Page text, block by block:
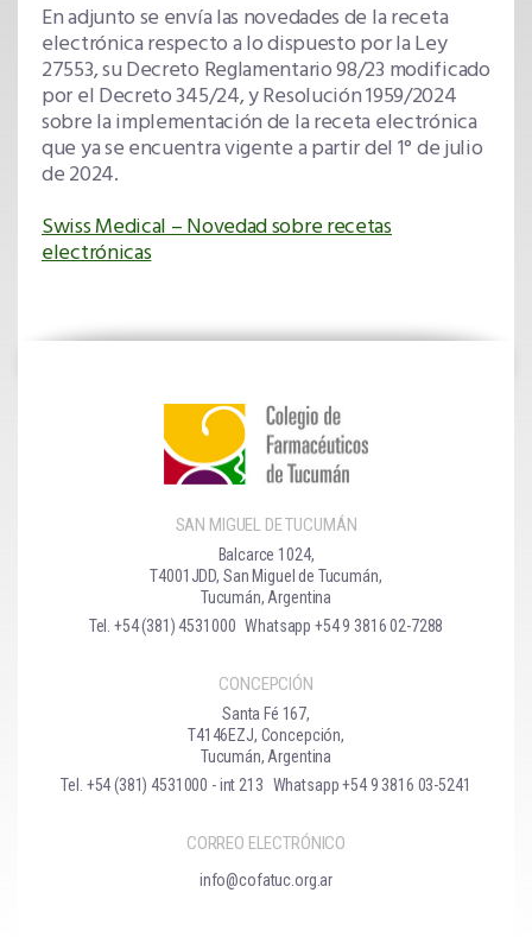
En adjunto se envía las novedades de la receta
electrónica respecto a lo dispuesto por la Ley
27553, su Decreto Reglamentario 98/23 modificado
por el Decreto 345/24, y Resolución 1959/2024
sobre la implementación de la receta electrónica
que ya se encuentra vigente a partir del 1° de julio
de 2024.
Swiss Medical – Novedad sobre recetas
electrónicas
SAN MIGUEL DE TUCUMÁN
Balcarce 1024,
T4001JDD, San Miguel de Tucumán,
Tucumán, Argentina
Tel. +54 (381) 4531000 Whatsapp +54 9 3816 02-7288
CONCEPCIÓN
Santa Fé 167,
T4146EZJ, Concepción,
Tucumán, Argentina
Tel. +54 (381) 4531000 - int 213 Whatsapp +54 9 3816 03-5241
CORREO ELECTRÓNICO
info@cofatuc.org.ar